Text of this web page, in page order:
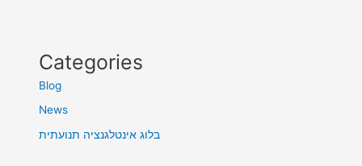
Categories
Blog
News
בלוג אינטלגנציה תנועתית